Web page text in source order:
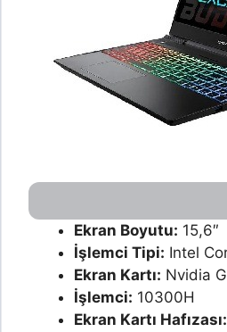
Ekran Boyutu: 15,6″
İşlemci Tipi: Intel
Ekran Kartı: Nvidia
İşlemci: 10300H
Ekran Kartı Hafızası: